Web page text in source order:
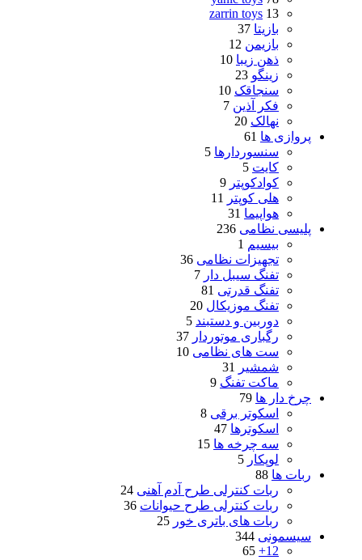
zarrin toys
بازیتا
37
بازیمن 12
ذهن زیبا 10
زینگو
23
سنجاقک 10
فکر آذین
نهالک
20
پروازی ها
61
سنسوردارها 5
کایت 5
کوادکوپتر 9
هلی کوپتر 11
هواپیما 31
پلیسی نظامی 236
بیسیم 1
تجهیزات نظامی 36
تفنگ سیبل دار 7
تفنگ قدرتی 81
تفنگ موزیکال 20
دوربین و دستبند 5
رگباری موتوردار 37
ست های نظامی 10
شمشیر 31
ماکت تفنگ 9
چرخ دار ها 79
اسکوتر برقی 8
اسکوترها 47
سه چرخه ها 15
لوپکار 5
ربات ها 88
ربات کنترلی طرح آدم آهنی
24
ربات کنترلی طرح حیوانات 36
ربات های باتری خور 25
سیسمونی 344
65